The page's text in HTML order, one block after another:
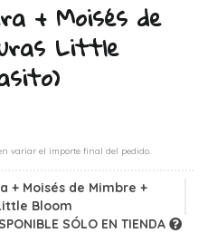
+ Moisés de
Little
variar el importe final del pedido.
+ Moisés de Mimbre +
Bloom
SÓLO EN TIENDA